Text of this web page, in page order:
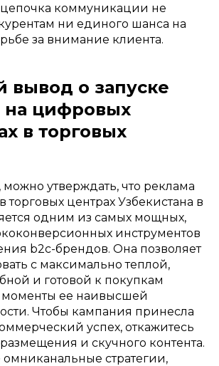
коммуникации не
ни единого шанса на
за внимание клиента.
вывод о запуске
цифровых
в торговых
утверждать, что реклама
торговых центрах Узбекистана в
одним из самых мощных,
инструментов
b2c-брендов. Она позволяет
с максимально теплой,
и готовой к покупкам
моменты ее наивысшей
Чтобы кампания принесла
успех, откажитесь
размещения и скучного контента.
омниканальные стратегии,